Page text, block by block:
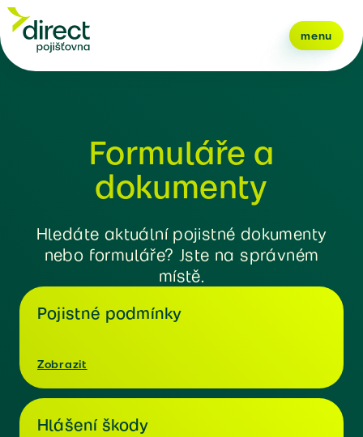
menu
Formuláře a
dokumenty
Hledáte aktuální pojistné dokumenty
nebo formuláře? Jste na správném
místě.
Pojistné podmínky
Zobrazit
Hlášení škody